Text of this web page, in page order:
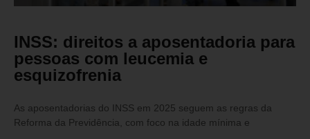
INSS: direitos a aposentadoria para
pessoas com leucemia e
esquizofrenia
As aposentadorias do INSS em 2025 seguem as regras da
Reforma da Previdência, com foco na idade mínima e